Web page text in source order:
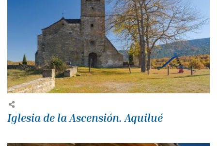
Iglesia de la Ascensión. Aquilué